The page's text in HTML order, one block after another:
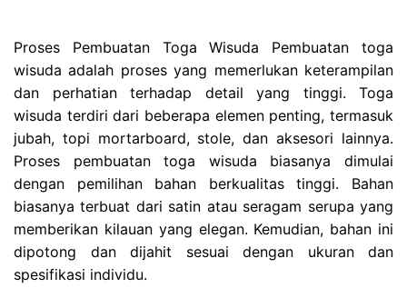
Proses Pembuatan Toga Wisuda Pembuatan toga
wisuda adalah proses yang memerlukan keterampilan
dan perhatian terhadap detail yang tinggi. Toga
wisuda terdiri dari beberapa elemen penting, termasuk
jubah, topi mortarboard, stole, dan aksesori lainnya.
Proses pembuatan toga wisuda biasanya dimulai
dengan pemilihan bahan berkualitas tinggi. Bahan
biasanya terbuat dari satin atau seragam serupa yang
memberikan kilauan yang elegan. Kemudian, bahan ini
dipotong dan dijahit sesuai dengan ukuran dan
spesifikasi individu.